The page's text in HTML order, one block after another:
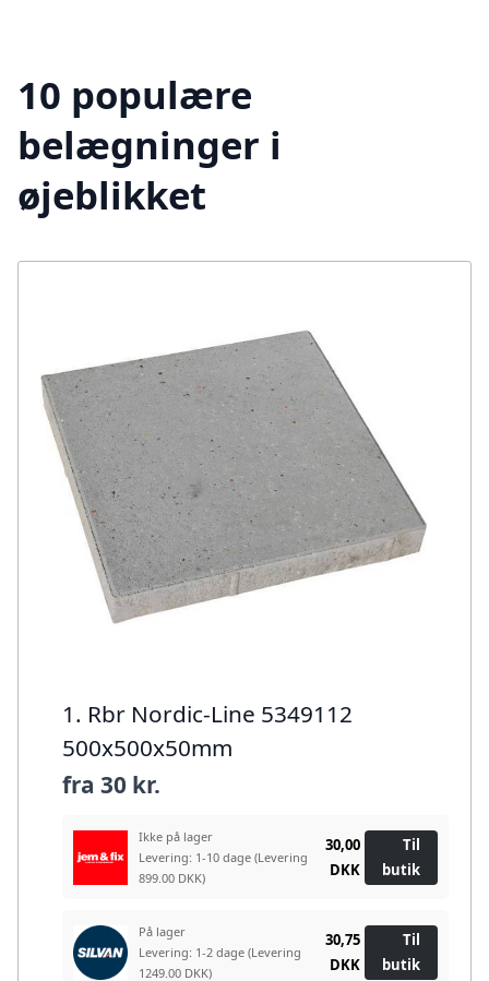
10 populære
belægninger i
øjeblikket
1. Rbr Nordic-Line 5349112
500x500x50mm
fra 30 kr.
Ikke på lager
Levering: 1-10 dage (Levering
899.00 DKK)
30,00
DKK
Til
butik
På lager
Levering: 1-2 dage (Levering
1249.00 DKK)
30,75
DKK
Til
butik